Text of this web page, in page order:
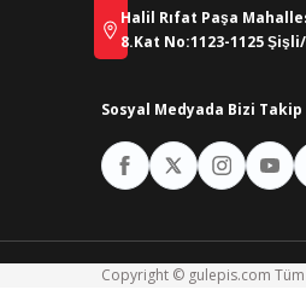
Halil Rıfat Paşa
8.Kat No:1123-1125
Sosyal Medyada Bizi Takip
Copyright © gulepis.com Tüm